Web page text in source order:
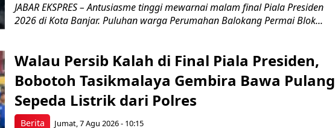
JABAR EKSPRES – Antusiasme tinggi mewarnai malam final Piala Presiden
2026 di Kota Banjar. Puluhan warga Perumahan Balokang Permai Blok...
Berita
Walau Persib Kalah di Final Piala Presiden,
Bobotoh Tasikmalaya Gembira Bawa Pulang
Sepeda Listrik dari Polres
Jumat, 7 Agu 2026 - 10:15